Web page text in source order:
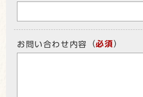
お問い合わせ内容 （必須）